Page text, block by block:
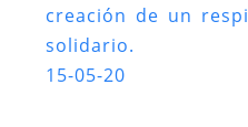
creación de un
solidario.
15-05-20